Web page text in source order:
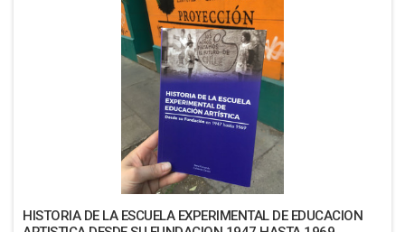
HISTORIA DE LA ESCUELA EXPERIMENTAL DE EDUCACION